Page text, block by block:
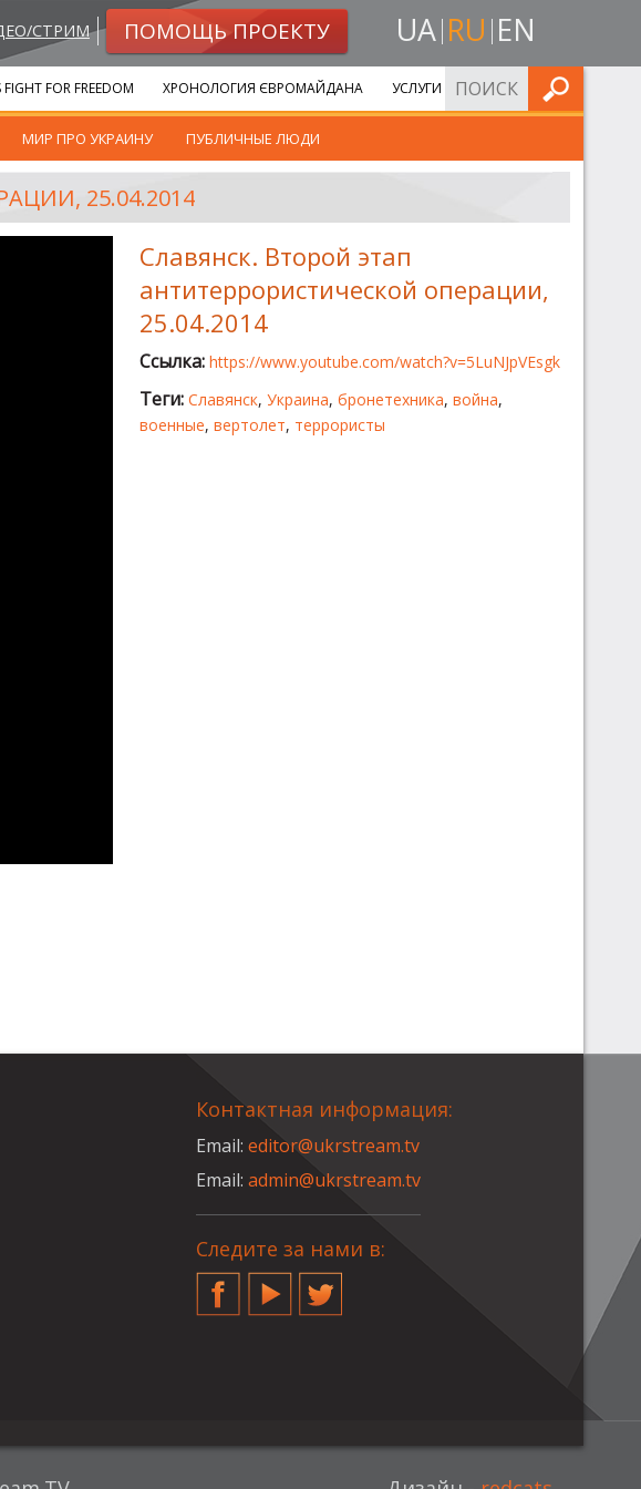
СТРИМ ПОМОЩЬ ПРОЕКТУ UA RU EN
МИР ПРО УКРАИНУ ПУБЛИЧНЫЕ ЛЮДИ
FOR FREEDOM ХРОНОЛОГИЯ ЄВРОМАЙДАНА УСЛУГИ ИСКАТЬ
25.04.2014
Славянск. Второй этап
антитеррористической операции,
25.04.2014
Ссылка: https://www.youtube.com/watch?v=5LuNJpVEsgk
Теги: Славянск, Украина, бронетехника, война,
военные, вертолет, террористы
Контактная информация:
Email:editor@ukrstream.tv
Email:admin@ukrstream.tv
Следите за нами в:
FacebookYouTubeTwitter